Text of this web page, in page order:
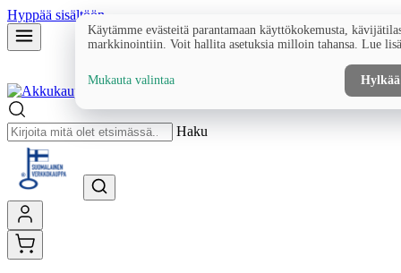
Hyppää sisältöön
Haku
Käytämme evästeitä parantamaan käyttökokemusta,
markkinointiin. Voit hallita asetuksia milloin tahansa. Lue
Mukauta valintaa Hylkää